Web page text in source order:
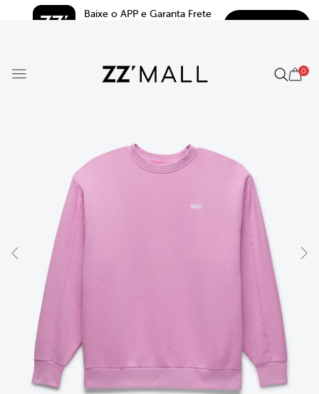
Baixe o APP e Garanta Frete
0